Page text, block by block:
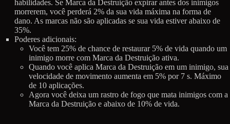
habilidades. Se Marca da Destruição expirar antes dos inimigos
morrerem, você perderá 2% da sua vida máxima na forma de
dano. As marcas não são aplicadas se sua vida estiver abaixo de
35%.
Poderes adicionais:
Você tem 25% de chance de restaurar 5% de vida quando um
inimigo morre com Marca da Destruição ativa.
Quando você aplica Marca da Destruição em um inimigo, sua
velocidade de movimento aumenta em 5% por 7 s. Máximo
de 10 aplicações.
Agora você deixa um rastro de fogo que mata inimigos com a
Marca da Destruição e abaixo de 10% de vida.